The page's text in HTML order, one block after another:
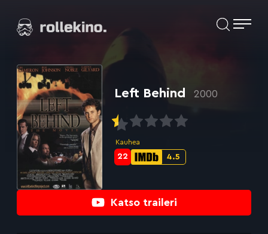
suoraan
Elokuvat ja elokuva-arviot | Rollekino.fi
jälkeen.
Katso traileri
Left Behind 2000
Kauhea
IMDb-
4.5
Metascore-
22